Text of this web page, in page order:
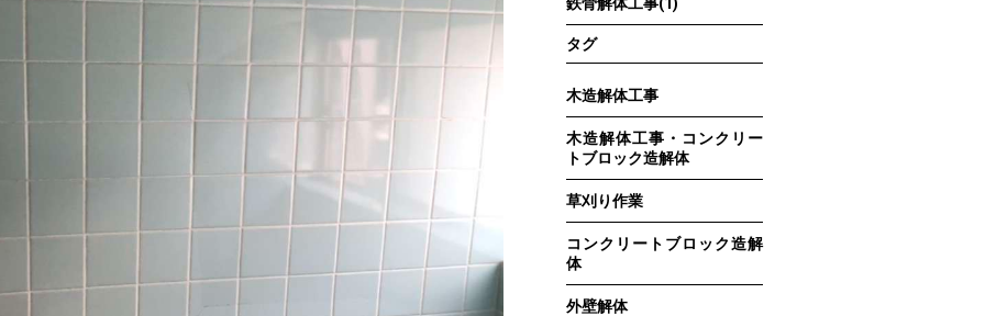
タグ
木造解体工事
木造解体工事・コンクリー
トブロック造解体
草刈り作業
コンクリートブロック造解
体
外壁解体